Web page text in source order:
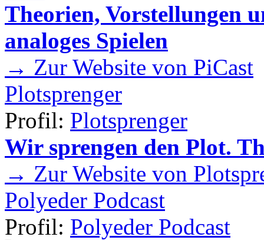
Theorien, Vorstellungen
analoges Spielen
→ Zur Website von PiCast
Plotsprenger
Profil: Plotsprenger
Wir sprengen den Plot.
→ Zur Website von
Polyeder Podcast
Profil: Polyeder Podcast